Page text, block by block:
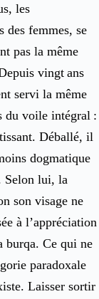
les
des femmes, se
pas la même
vingt ans
servi la même
du voile intégral :
Déballé, il
dogmatique
Selon lui, la
son visage ne
à l’appréciation
burqa. Ce qui ne
paradoxale
Laisser sortir